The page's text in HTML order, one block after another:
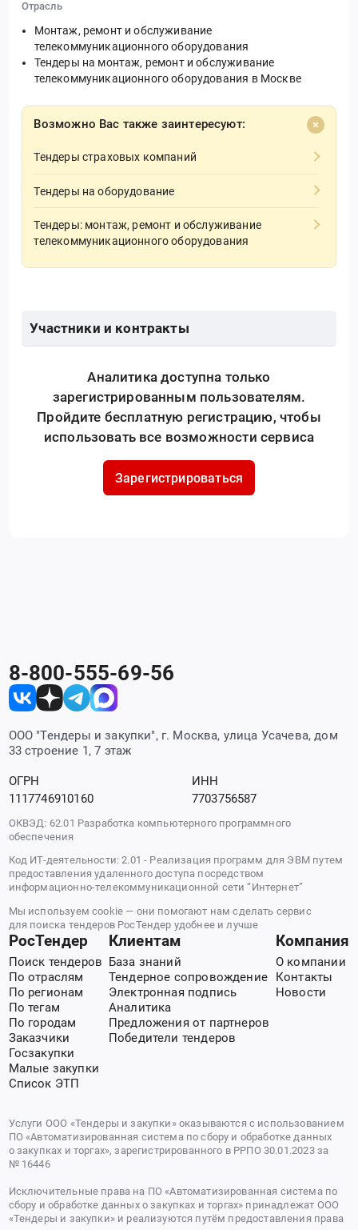
Отрасль
Монтаж, ремонт и обслуживание
телекоммуникационного оборудования
Тендеры на монтаж, ремонт и обслуживание
телекоммуникационного оборудования в Москве
Возможно Вас также заинтересуют:
Тендеры страховых компаний
Тендеры на оборудование
Тендеры: монтаж, ремонт и обслуживание
телекоммуникационного оборудования
Участники и контракты
Аналитика доступна только
зарегистрированным пользователям.
Пройдите бесплатную регистрацию, чтобы
использовать все возможности сервиса
Зарегистрироваться
8-800-555-69-56
ООО "Тендеры и закупки", г. Москва, улица Усачева, дом
33 строение 1, 7 этаж
ОГРН
1117746910160
ИНН
7703756587
ОКВЭД: 62.01 Разработка компьютерного программного
обеспечения
Код ИТ-деятельности: 2.01 - Реализация программ для ЭВМ путем
предоставления удаленного доступа посредством
информационно-телекоммуникационной сети “Интернет”
Мы используем cookie — они помогают нам сделать сервис
для поиска тендеров РосТендер удобнее и лучше
РосТендер
Поиск тендеров
По отраслям
По регионам
По тегам
По городам
Заказчики
Госзакупки
Малые закупки
Список ЭТП
Клиентам
База знаний
Тендерное сопровождение
Электронная подпись
Аналитика
Предложения от партнеров
Победители тендеров
Компания
О компании
Контакты
Новости
Услуги ООО «Тендеры и закупки» оказываются с использованием
ПО «Автоматизированная система по сбору и обработке данных
о закупках и торгах», зарегистрированного в РРПО 30.01.2023 за
№ 16446
Исключительные права на ПО «Автоматизированная система по
сбору и обработке данных о закупках и торгах» принадлежат ООО
«Тендеры и закупки» и реализуются путём предоставления права